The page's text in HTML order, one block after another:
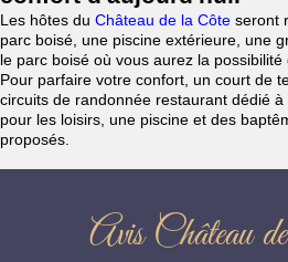
Les hôtes du Château de la Côte seront
parc boisé, une piscine extérieure, une
le parc boisé où vous aurez la
Pour parfaire votre confort, un court de
circuits de randonnée restaurant dédié
pour les loisirs, une piscine et des
proposés.
Avis Château